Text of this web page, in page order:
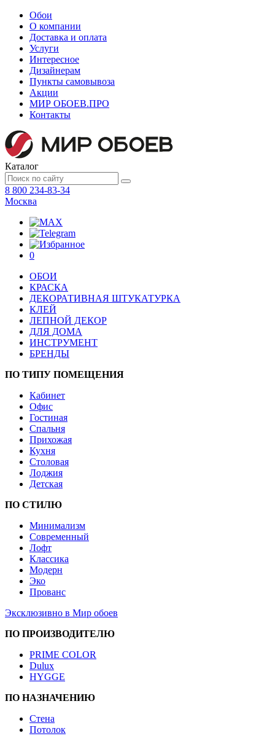
Обои
О компании
Доставка и оплата
Услуги
Интересное
Дизайнерам
Пункты самовывоза
Акции
МИР ОБОЕВ.ПРО
Контакты
Каталог
8 800 234-83-34
Москва
0
ОБОИ
КРАСКА
ДЕКОРАТИВНАЯ ШТУКАТУРКА
КЛЕЙ
ЛЕПНОЙ ДЕКОР
ДЛЯ ДОМА
ИНСТРУМЕНТ
БРЕНДЫ
ПО ТИПУ ПОМЕЩЕНИЯ
Кабинет
Офис
Гостиная
Спальня
Прихожая
Кухня
Столовая
Лоджия
Детская
ПО СТИЛЮ
Минимализм
Современный
Лофт
Классика
Модерн
Эко
Прованс
Эксклюзивно в Мир обоев
ПО ПРОИЗВОДИТЕЛЮ
PRIME COLOR
Dulux
HYGGE
ПО НАЗНАЧЕНИЮ
Стена
Потолок